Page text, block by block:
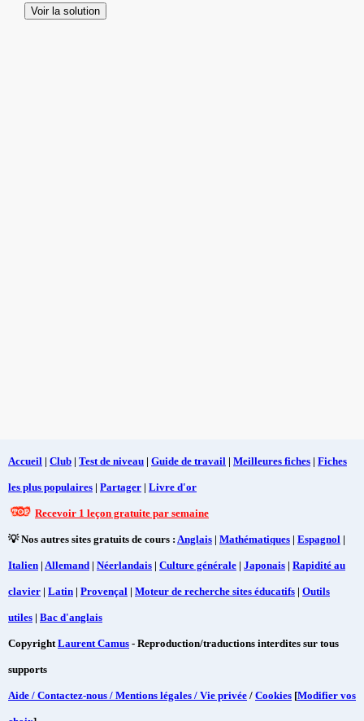
Voir la solution
Accueil | Club | Test de niveau | Guide de travail | Meilleures fiches | Fiches
les plus populaires | Partager | Livre d'or
Recevoir 1 leçon gratuite par semaine
💡 Nos autres sites gratuits de cours : Anglais | Mathématiques | Espagnol |
Italien | Allemand | Néerlandais | Culture générale | Japonais | Rapidité au
clavier | Latin | Provençal | Moteur de recherche sites éducatifs | Outils
utiles | Bac d'anglais
CopyrightLaurent Camus - Reproduction/traductions interdites sur tous
supports
Aide / Contactez-nous / Mentions légales / Vie privée / Cookies [Modifier vos